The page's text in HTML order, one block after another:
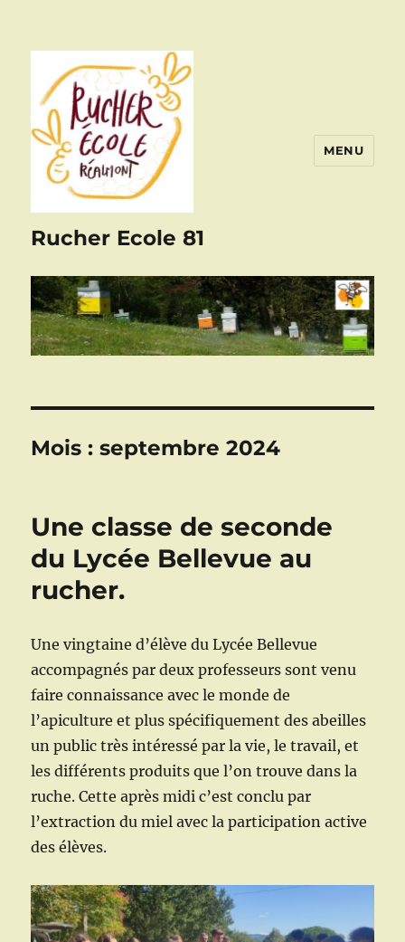
Rucher Ecole 81
MENU
Mois :septembre 2024
Une classe de seconde
du Lycée Bellevue au
rucher.
Une vingtaine d’élève du Lycée Bellevue
accompagnés par deux professeurs sont venu
faire connaissance avec le monde de
l’apiculture et plus spécifiquement des abeilles
un public très intéressé par la vie, le travail, et
les différents produits que l’on trouve dans la
ruche. Cette après midi c’est conclu par
l’extraction du miel avec la participation active
des élèves.